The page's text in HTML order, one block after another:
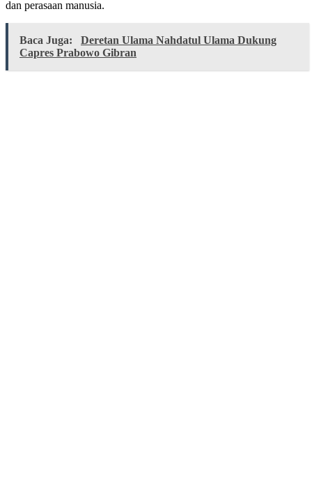
dan perasaan manusia.
Baca Juga:
Deretan Ulama Nahdatul Ulama Dukung
Capres Prabowo Gibran